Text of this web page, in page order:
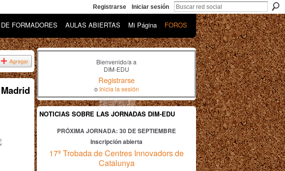
Registrarse Iniciar sesión
FORMADORES AULAS ABIERTAS Mi Página FOROS
Agregar
Bienvenido/a a
DIM-EDU
Registrarse
o Inicia la sesión
NOTICIAS SOBRE LAS JORNADAS DIM-EDU
PRÓXIMA JORNADA: 30 DE SEPTIEMBRE
Inscripción abierta
17ª Trobada de Centres Innovadors de
Catalunya